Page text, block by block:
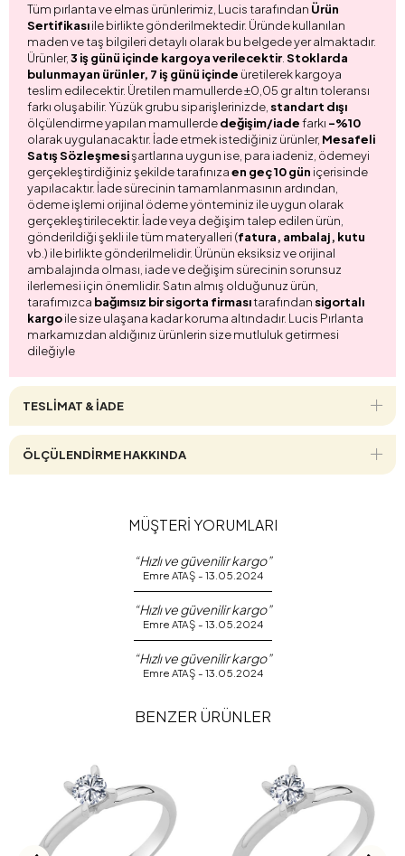
Tüm pırlanta ve elmas ürünlerimiz, Lucis tarafından Ürün
Sertifikasıile birlikte gönderilmektedir. Üründe kullanılan
maden ve taş bilgileri detaylı olarak bu belgede yer almaktadır.
Ürünler,3 iş günü içinde kargoya verilecektir. Stoklarda
bulunmayan ürünler, 7 iş günü içinde üretilerek kargoya
teslim edilecektir. Üretilen mamullerde ±0,05 gr altın toleransı
farkı oluşabilir. Yüzük grubu siparişlerinizde, standart dışı
ölçülendirme yapılan mamullerdedeğişim/iadefarkı -%10
olarak uygulanacaktır. İade etmek istediğiniz ürünler, Mesafeli
Satış Sözleşmesişartlarına uygun ise, para iadeniz, ödemeyi
gerçekleştirdiğiniz şekilde tarafınızaen geç 10 gün içerisinde
yapılacaktır. İade sürecinin tamamlanmasının ardından,
ödeme işlemi orijinal ödeme yönteminiz ile uygun olarak
gerçekleştirilecektir. İade veya değişim talep edilen ürün,
gönderildiği şekli ile tüm materyalleri (fatura, ambalaj, kutu
vb.) ile birlikte gönderilmelidir. Ürünün eksiksiz ve orijinal
ambalajında olması, iade ve değişim sürecinin sorunsuz
ilerlemesi için önemlidir. Satın almış olduğunuz ürün,
tarafımızca bağımsız bir sigorta firmasıtarafından sigortalı
kargoile size ulaşana kadar koruma altındadır. Lucis Pırlanta
markamızdan aldığınız ürünlerin size mutluluk getirmesi
dileğiyle
TESLİMAT & İADE
ÖLÇÜLENDİRME HAKKINDA
MÜŞTERİ YORUMLARI
“Hızlı ve güvenilir kargo”
Emre ATAŞ - 13.05.2024
“Hızlı ve güvenilir kargo”
Emre ATAŞ - 13.05.2024
“Hızlı ve güvenilir kargo”
Emre ATAŞ - 13.05.2024
BENZER ÜRÜNLER